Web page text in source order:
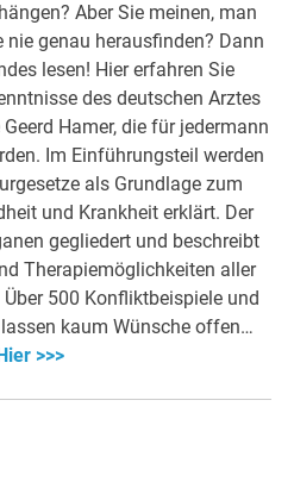
Aber Sie meinen, man
nie genau herausfinden? Dann
lesen! Hier erfahren Sie
des deutschen Arztes
Hamer, die für jedermann
Im Einführungsteil werden
als Grundlage zum
und Krankheit erklärt. Der
gegliedert und beschreibt
Therapiemöglichkeiten aller
500 Konfliktbeispiele und
kaum Wünsche offen…
Hier >>>